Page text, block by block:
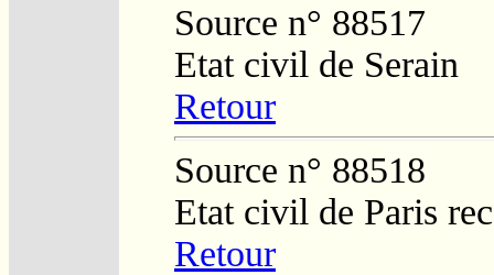
Source n° 88517
Etat civil de Serain
Retour
Source n° 88518
Etat civil de Paris
Retour